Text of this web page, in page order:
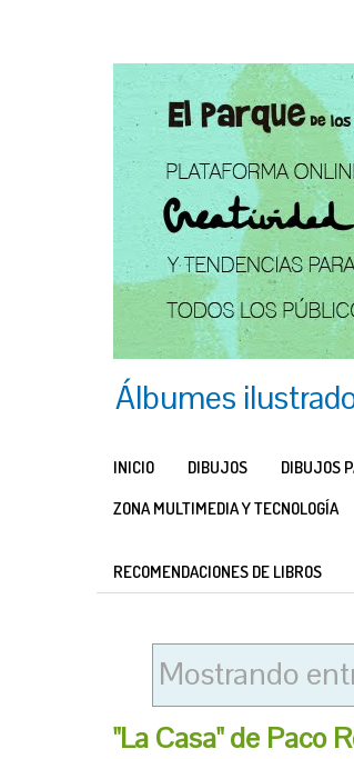
Álbumes
INICIO DIBUJOS DIBUJOS
ZONA MULTIMEDIA Y TECNOLOGÍA
RECOMENDACIONES DE LIBROS
Mostrando
"La Casa" de Paco